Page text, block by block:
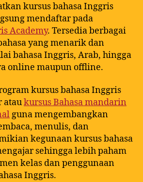
kursus bahasa Inggris
mendaftar pada
Academy. Tersedia berbagai
yang menarik dan
bahasa Inggris, Arab, hingga
online maupun offline.
kursus bahasa Inggris
ataukursus Bahasa mandarin
guna mengembangkan
menulis, dan
kegunaan kursus bahasa
sehingga lebih paham
kelas dan penggunaan
Inggris.